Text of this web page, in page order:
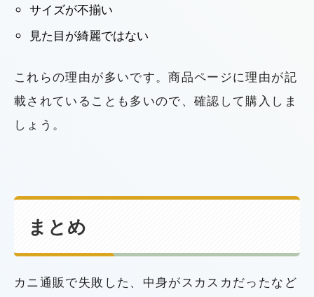
サイズが不揃い
見た目が綺麗ではない
これらの理由が多いです。商品ページに理由が記
載されていることも多いので、確認して購入しま
しょう。
まとめ
カニ通販で失敗した、中身がスカスカだったなど